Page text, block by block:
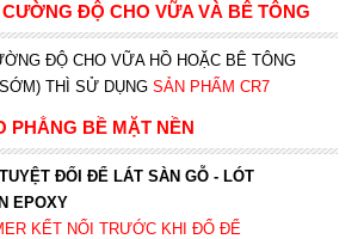
ĐỘ CHO VỮA VÀ BÊ TÔNG
ĐỘ CHO VỮA HỒ HOẶC BÊ TÔNG
THÌ SỬ DỤNG SẢN PHẨM CR7
PHẲNG BỀ MẶT NỀN
ĐỐI ĐỂ LÁT SÀN GỖ - LÓT
EPOXY
KẾT NỐI TRƯỚC KHI ĐỔ ĐỂ